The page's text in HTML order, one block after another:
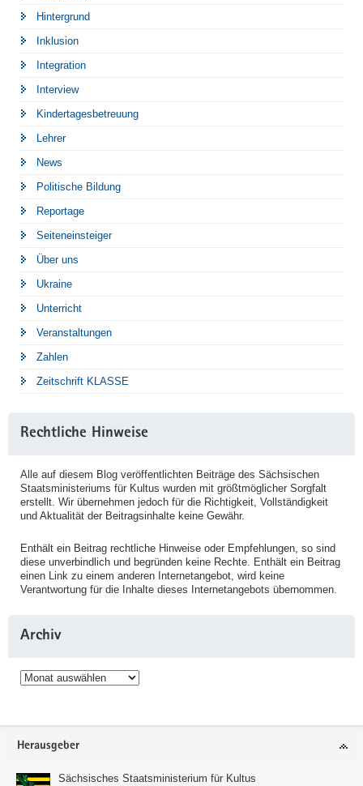
Hintergrund
Inklusion
Integration
Interview
Kindertagesbetreuung
Lehrer
News
Politische Bildung
Reportage
Seiteneinsteiger
Über uns
Ukraine
Unterricht
Veranstaltungen
Zahlen
Zeitschrift KLASSE
Rechtliche Hinweise
Alle auf diesem Blog veröffentlichten Beiträge des Sächsischen
Staatsministeriums für Kultus wurden mit größtmöglicher Sorgfalt
erstellt. Wir übernehmen jedoch für die Richtigkeit, Vollständigkeit
und Aktualität der Beitragsinhalte keine Gewähr.
Enthält ein Beitrag rechtliche Hinweise oder Empfehlungen, so sind
diese unverbindlich und begründen keine Rechte. Enthält ein Beitrag
einen Link zu einem anderen Internetangebot, wird keine
Verantwortung für die Inhalte dieses Internetangebots übernommen.
Archiv
Archiv
Service
Herausgeber
Sächsisches Staatsministerium für Kultus